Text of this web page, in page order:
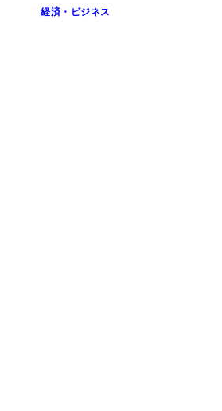
経済・ビジネス